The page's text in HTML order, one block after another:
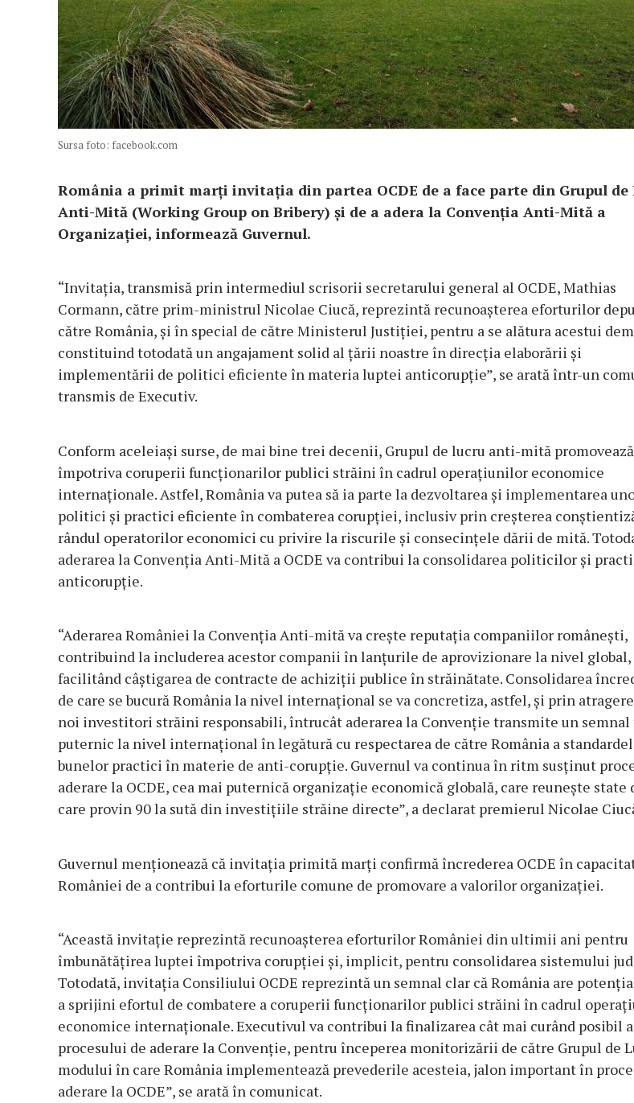
Sursa foto: facebook.com
România a primit marţi invitaţia din partea OCDE de a face parte din Grupul de
Anti-Mită (Working Group on Bribery) şi de a adera la Convenţia Anti-Mită a
Organizaţiei, informează Guvernul.
“Invitaţia, transmisă prin intermediul scrisorii secretarului general al OCDE, Mathias
Cormann, către prim-ministrul Nicolae Ciucă, reprezintă recunoaşterea eforturilor
către România, şi în special de către Ministerul Justiţiei, pentru a se alătura acestui
constituind totodată un angajament solid al ţării noastre în direcţia elaborării şi
implementării de politici eficiente în materia luptei anticorupţie”, se arată într-un
transmis de Executiv.
Conform aceleiaşi surse, de mai bine trei decenii, Grupul de lucru anti-mită
împotriva coruperii funcţionarilor publici străini în cadrul operaţiunilor economice
internaţionale. Astfel, România va putea să ia parte la dezvoltarea şi implementarea
politici şi practici eficiente în combaterea corupţiei, inclusiv prin creşterea
rândul operatorilor economici cu privire la riscurile şi consecinţele dării de mită.
aderarea la Convenţia Anti-Mită a OCDE va contribui la consolidarea politicilor şi
anticorupţie.
“Aderarea României la Convenţia Anti-mită va creşte reputaţia companiilor româneşti,
contribuind la includerea acestor companii în lanţurile de aprovizionare la nivel global,
facilitând câştigarea de contracte de achiziţii publice în străinătate. Consolidarea
de care se bucură România la nivel internaţional se va concretiza, astfel, şi prin
noi investitori străini responsabili, întrucât aderarea la Convenţie transmite un semnal
puternic la nivel internaţional în legătură cu respectarea de către România a
bunelor practici în materie de anti-corupţie. Guvernul va continua în ritm susţinut
aderare la OCDE, cea mai puternică organizaţie economică globală, care reuneşte state
care provin 90 la sută din investiţiile străine directe”, a declarat premierul Nicolae
Guvernul menţionează că invitaţia primită marţi confirmă încrederea OCDE în
României de a contribui la eforturile comune de promovare a valorilor organizaţiei.
“Această invitaţie reprezintă recunoaşterea eforturilor României din ultimii ani pentru
îmbunătăţirea luptei împotriva corupţiei şi, implicit, pentru consolidarea sistemului
Totodată, invitaţia Consiliului OCDE reprezintă un semnal clar că România are
a sprijini efortul de combatere a coruperii funcţionarilor publici străini în cadrul
economice internaţionale. Executivul va contribui la finalizarea cât mai curând posibil a
procesului de aderare la Convenţie, pentru începerea monitorizării de către Grupul de
modului în care România implementează prevederile acesteia, jalon important în
aderare la OCDE”, se arată în comunicat.